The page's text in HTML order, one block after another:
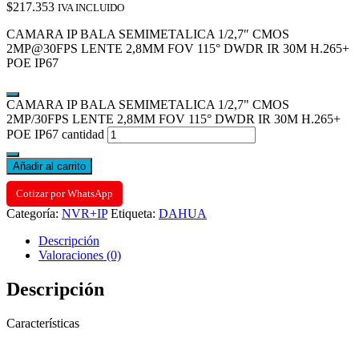
$217.353 IVA INCLUIDO
CAMARA IP BALA SEMIMETALICA 1/2,7″ CMOS
2MP@30FPS LENTE 2,8MM FOV 115° DWDR IR 30M H.265+
POE IP67
CAMARA IP BALA SEMIMETALICA 1/2,7" CMOS
2MP/30FPS LENTE 2,8MM FOV 115° DWDR IR 30M H.265+
POE IP67 cantidad
Añadir al carrito
Cotizar por WhatsApp
Categoría: NVR+IP Etiqueta: DAHUA
Descripción
Valoraciones (0)
Descripción
Características